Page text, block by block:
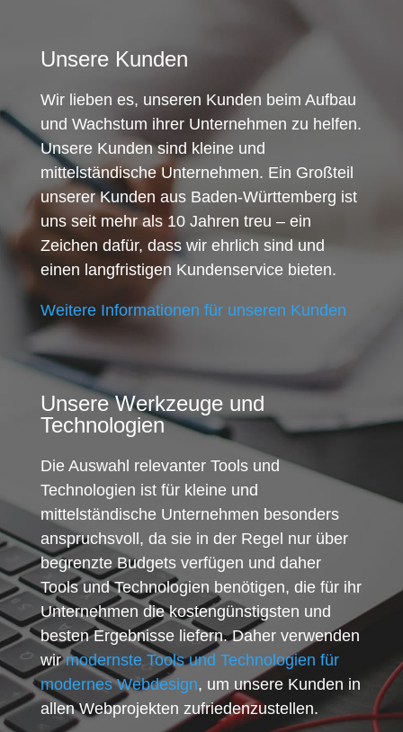
Unsere Kunden
Wir lieben es, unseren Kunden beim Aufbau
und Wachstum ihrer Unternehmen zu helfen.
Unsere Kunden sind kleine und
mittelständische Unternehmen. Ein Großteil
unserer Kunden aus Baden-Württemberg ist
uns seit mehr als 10 Jahren treu – ein
Zeichen dafür, dass wir ehrlich sind und
einen langfristigen Kundenservice bieten.
Weitere Informationen für unseren Kunden
Unsere Werkzeuge und
Technologien
Die Auswahl relevanter Tools und
Technologien ist für kleine und
mittelständische Unternehmen besonders
anspruchsvoll, da sie in der Regel nur über
begrenzte Budgets verfügen und daher
Tools und Technologien benötigen, die für ihr
Unternehmen die kostengünstigsten und
besten Ergebnisse liefern. Daher verwenden
wirmodernste Tools und Technologien für
modernes Webdesign, um unsere Kunden in
allen Webprojekten zufriedenzustellen.